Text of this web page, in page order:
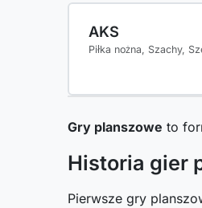
AKS
Piłka nożna, Szachy,
Gry planszowe to
Historia gier
Pierwsze gry